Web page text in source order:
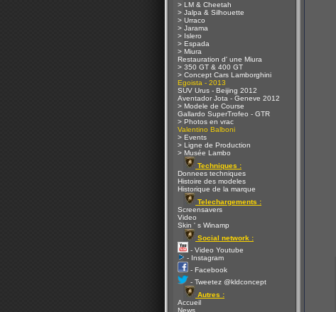
> LM & Cheetah
> Jalpa & Silhouette
> Urraco
> Jarama
> Islero
> Espada
> Miura
Restauration d' une Miura
> 350 GT & 400 GT
> Concept Cars Lamborghini
Egoista - 2013
SUV Urus - Beijing 2012
Aventador Jota - Geneve 2012
> Modele de Course
Gallardo SuperTrofeo - GTR
> Photos en vrac
Valentino Balboni
> Events
> Ligne de Production
> Musée Lambo
Techniques :
Donnees techniques
Histoire des modeles
Historique de la marque
Telechargements :
Screensavers
Video
Skin ' s Winamp
Social network :
- Video Youtube
- Instagram
- Facebook
- Tweetez @kldconcept
Autres :
Accueil
News